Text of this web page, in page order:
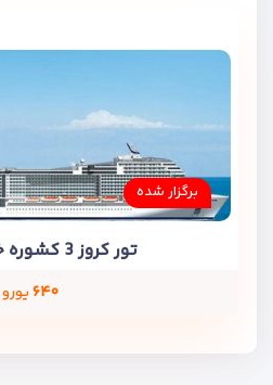
برگزار شده
تور کروز 3 کشوره خلیج فارس
۶۴۰یورو